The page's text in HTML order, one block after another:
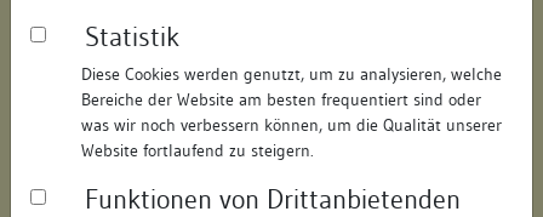
Statistik
Diese Cookies werden genutzt, um zu analysieren, welche
Bereiche der Website am besten frequentiert sind oder
was wir noch verbessern können, um die Qualität unserer
Website fortlaufend zu steigern.
Funktionen von Drittanbietenden
Objektdaten
Straße: Hindenburgstraße
Hausnummer: 08